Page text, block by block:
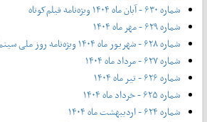
شماره ۶۳۰ - آبان ماه ۱۴۰۴ ویژه‌نامه فیلم‌کوتاه
شماره ۶۲۹ - مهر ماه ۱۴۰۴
شماره ۶۲۸ - شهریور ماه ۱۴۰۴ ویژه‌نامه روز ملی سینما
شماره ۶۲۷ - مرداد ماه ۱۴۰۴
شماره ۶۲۶ - تیر ماه ۱۴۰۴
شماره ۶۲۵ - خرداد ماه ۱۴۰۴
شماره ۶۲۴ - اردیبهشت ماه ۱۴۰۴